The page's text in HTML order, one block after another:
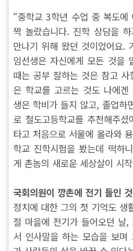
“중학교 3학년 수업 중 복도에
짝 놀랐습니다. 진학 상담을
만나기 위해 왔던 것이었어요.
임선생은 자신에게 모든 것을
때는 공부 잘하는 것은 참고
은 학교를 고르는 것도 나에겐
생은 학비가 들지 않고, 졸업하
로 철도고등학교를 추천해주
타고 처음으로 서울에 올라와
학교 진학시험을 봤는데 떡하
게 촌놈의 새로운 세상살이 시
국회의원이 깡촌에 전기 들인
정치에 대한 그의 첫 기억도 생
절 마을에 전기가 들어오던 날
서 인사말을 하는 모습을 보며